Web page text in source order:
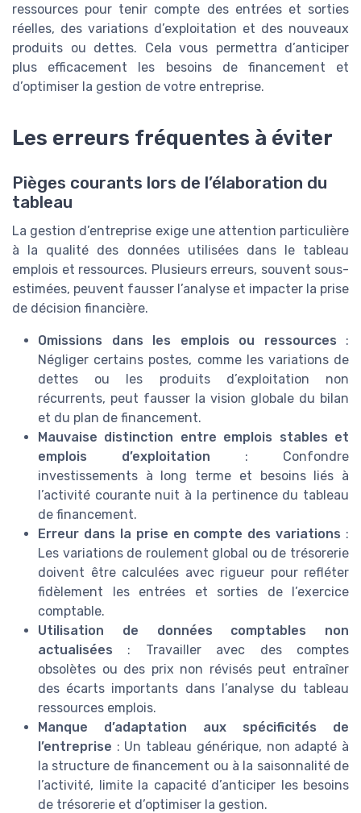
ressources pour tenir compte des entrées et sorties
réelles, des variations d’exploitation et des nouveaux
produits ou dettes. Cela vous permettra d’anticiper
plus efficacement les besoins de financement et
d’optimiser la gestion de votre entreprise.
Les erreurs fréquentes à éviter
Pièges courants lors de l’élaboration du
tableau
La gestion d’entreprise exige une attention particulière
à la qualité des données utilisées dans le tableau
emplois et ressources. Plusieurs erreurs, souvent sous-
estimées, peuvent fausser l’analyse et impacter la prise
de décision financière.
Omissions dans les emplois ou ressources :
Négliger certains postes, comme les variations de
dettes ou les produits d’exploitation non
récurrents, peut fausser la vision globale du bilan
et du plan de financement.
Mauvaise distinction entre emplois stables et
emplois d’exploitation : Confondre
investissements à long terme et besoins liés à
l’activité courante nuit à la pertinence du tableau
de financement.
Erreur dans la prise en compte des variations :
Les variations de roulement global ou de trésorerie
doivent être calculées avec rigueur pour refléter
fidèlement les entrées et sorties de l’exercice
comptable.
Utilisation de données comptables non
actualisées : Travailler avec des comptes
obsolètes ou des prix non révisés peut entraîner
des écarts importants dans l’analyse du tableau
ressources emplois.
Manque d’adaptation aux spécificités de
l’entreprise : Un tableau générique, non adapté à
la structure de financement ou à la saisonnalité de
l’activité, limite la capacité d’anticiper les besoins
de trésorerie et d’optimiser la gestion.